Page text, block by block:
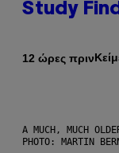
Study
12 ώρες πριν
A MUCH, MUCH
PHOTO: MARTIN